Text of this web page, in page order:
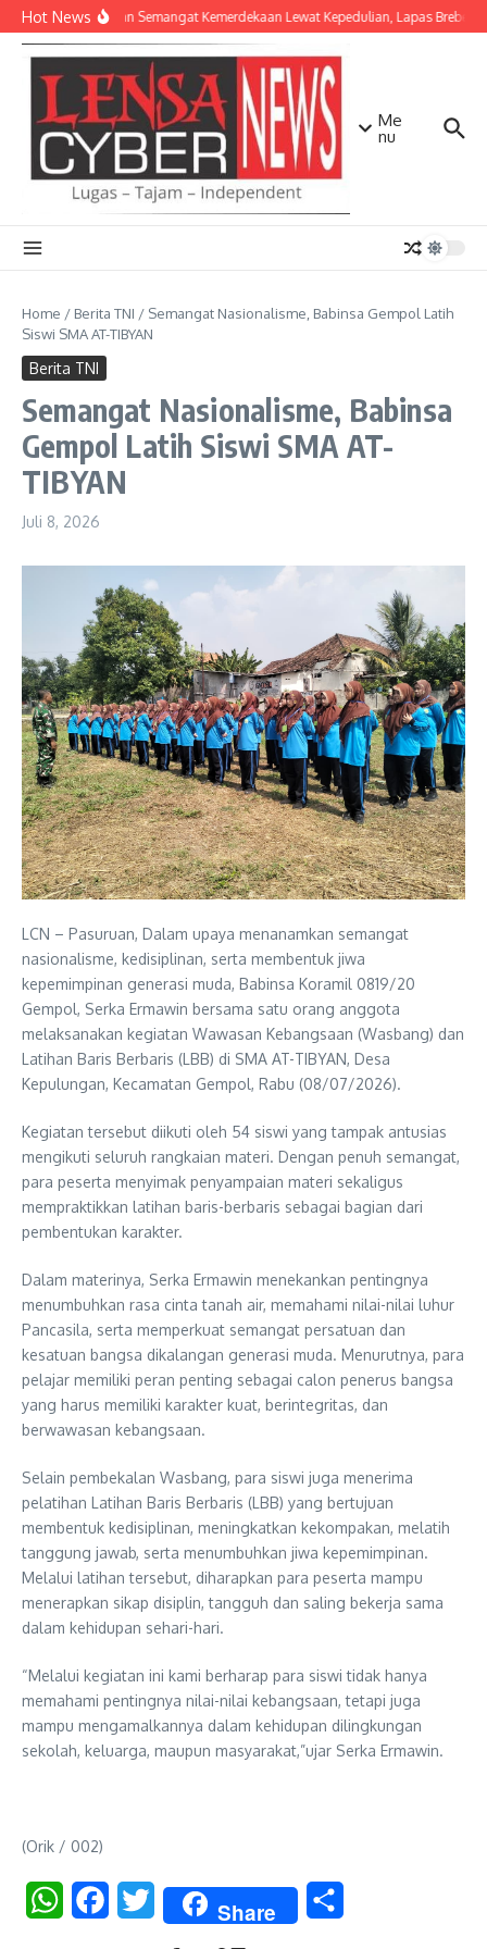
Lewati ke konten
Hot NewsMenyalakan Semangat Kemerdekaan Lewat Kepedulian, Lapas Brebes
Me
nu
Home / Berita TNI / Semangat Nasionalisme, Babinsa Gempol Latih
Siswi SMA AT-TIBYAN
Berita TNI
Semangat Nasionalisme, Babinsa
Gempol Latih Siswi SMA AT-
TIBYAN
Juli 8, 2026
LCN – Pasuruan, Dalam upaya menanamkan semangat
nasionalisme, kedisiplinan, serta membentuk jiwa
kepemimpinan generasi muda, Babinsa Koramil 0819/20
Gempol, Serka Ermawin bersama satu orang anggota
melaksanakan kegiatan Wawasan Kebangsaan (Wasbang) dan
Latihan Baris Berbaris (LBB) di SMA AT-TIBYAN, Desa
Kepulungan, Kecamatan Gempol, Rabu (08/07/2026).
Kegiatan tersebut diikuti oleh 54 siswi yang tampak antusias
mengikuti seluruh rangkaian materi. Dengan penuh semangat,
para peserta menyimak penyampaian materi sekaligus
mempraktikkan latihan baris-berbaris sebagai bagian dari
pembentukan karakter.
Dalam materinya, Serka Ermawin menekankan pentingnya
menumbuhkan rasa cinta tanah air, memahami nilai-nilai luhur
Pancasila, serta memperkuat semangat persatuan dan
kesatuan bangsa dikalangan generasi muda. Menurutnya, para
pelajar memiliki peran penting sebagai calon penerus bangsa
yang harus memiliki karakter kuat, berintegritas, dan
berwawasan kebangsaan.
Selain pembekalan Wasbang, para siswi juga menerima
pelatihan Latihan Baris Berbaris (LBB) yang bertujuan
membentuk kedisiplinan, meningkatkan kekompakan, melatih
tanggung jawab, serta menumbuhkan jiwa kepemimpinan.
Melalui latihan tersebut, diharapkan para peserta mampu
menerapkan sikap disiplin, tangguh dan saling bekerja sama
dalam kehidupan sehari-hari.
“Melalui kegiatan ini kami berharap para siswi tidak hanya
memahami pentingnya nilai-nilai kebangsaan, tetapi juga
mampu mengamalkannya dalam kehidupan dilingkungan
sekolah, keluarga, maupun masyarakat,”ujar Serka Ermawin.
(Orik / 002)
WhatsAppFacebookTwitter Share